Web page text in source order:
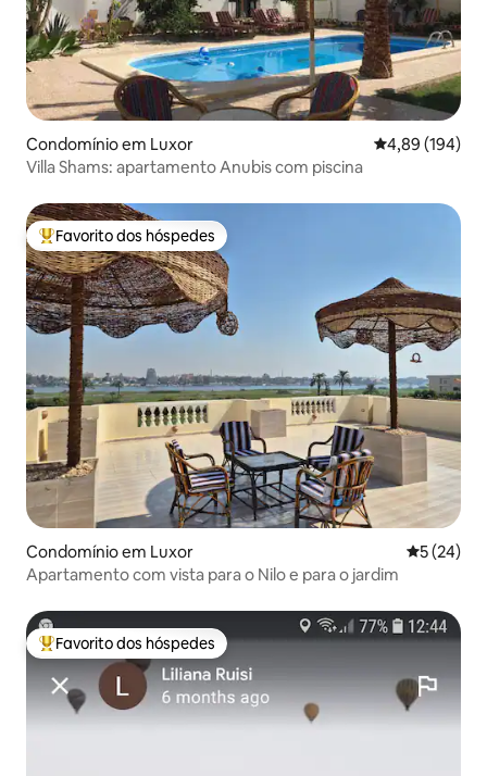
Condomínio em Luxor Classificação
4,89 (194)
Villa Shams: apartamento Anubis com piscina
Favoritos dos hóspedes mais apreciados
Favorito dos hóspedes
Condomínio em Luxor
5 (24)
Apartamento com vista para o Nilo e para o jardim
Favoritos dos hóspedes mais apreciados
Favorito dos hóspedes